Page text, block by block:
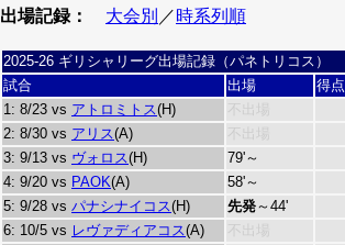
出場記録： 大会別 ／時系列順
2025-26 ギリシャリーグ出場記録（パネトリコス）
試合
出場 得点
1: 8/23 vs アトロミトス(H) 不出場
2: 8/30 vs アリス(A) 不出場
3: 9/13 vs ヴォロス(H) 79'～
4: 9/20 vs PAOK(A) 58'～
5: 9/28 vs パナシナイコス(H) 先発～44'
6: 10/5 vs レヴァディアコス(A) 不出場